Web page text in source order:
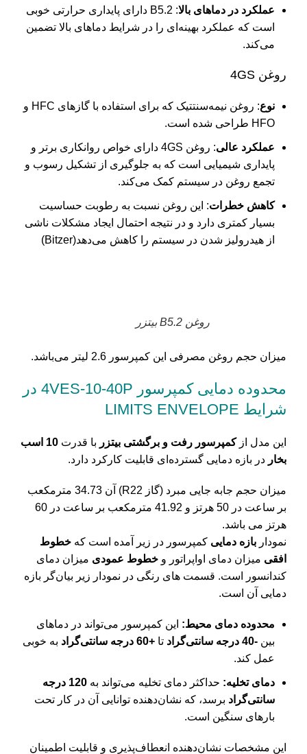
عملکرد در دماهای بالا
: B5.2 دارای پایداری حرارتی خوبی
است که عملکرد بهینه‌ای را در شرایط دماهای بالا تضمین
می‌کند​.
روغن 4GS
نوع
: روغن نیمه‌سنتتیک که برای استفاده با گازهای HFC و
HFO طراحی شده است.
عملکرد عالی
: روغن 4GS دارای خواص روانکاری برتر و
پایداری شیمیایی است که به جلوگیری از تشکیل رسوب و
تجمع روغن در سیستم کمک می‌کند.
کاهش خطرات: این روغن نسبت به رطوبت حساسیت
بسیار کمتری دارد و در نتیجه احتمال ایجاد مشکلات ناشی
از هیدرولیز شدن در سیستم را کاهش می‌دهد​(
Bitzer
)
روغن B5.2 بیتزر
میزان حجم روغن مصرفی این کمپرسور 2.6‌ لیتر می‌باشد.
محدوده دمایی کمپرسور 4VES-10-40P در
شرایط LIMITS ENVELOPE
این مدل ازکمپرسور رفت و برگشتی بیتزر با قدرت
10 اسب
بخار در بازه دمایی گسترده‌ای قابلیت کارکرد دارد.
میزان حجم جابه جایی مبرد (گاز R22) آن 34.73 متر‌مکعب
بر ساعت در 50 هرتز و 41.92 مترمکعب بر ساعت در 60
هرتز می باشد.
نمودار بازه دمایی کمپرسور در زیر آمده است که خطوط
افقی میزان دمای اواپراتور و خطوط عمودی میزان دمای
کندانسور است. قسمت های رنگی در نمودار زیر بیان‌گر بازه
دمایی آن است.
محدوده دمای محیط: این کمپرسور می‌تواند در دماهای
بین -40 درجه سانتی‌گراد تا +60 درجه سانتی‌گراد
به خوبی
عمل کند.
دمای تخلیه: حداکثر دمای تخلیه می‌تواند به
120 درجه
سانتی‌گراد برسد، که نشان‌دهنده توانایی آن در کار تحت
بارهای سنگین است​.
این مشخصات نشان‌دهنده انعطاف‌پذیری و قابلیت اطمینان